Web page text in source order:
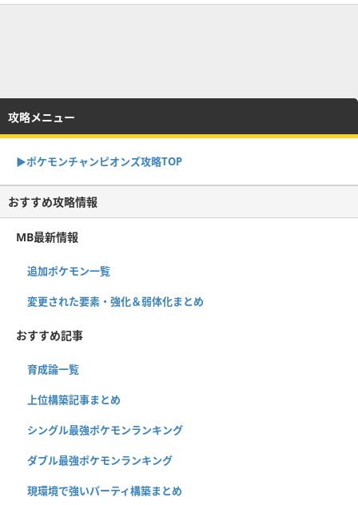
攻略メニュー
▶︎ポケモンチャンピオンズ攻略TOP
おすすめ攻略情報
MB最新情報
追加ポケモン一覧
変更された要素・強化＆弱体化まとめ
おすすめ記事
育成論一覧
上位構築記事まとめ
シングル最強ポケモンランキング
ダブル最強ポケモンランキング
現環境で強いパーティ構築まとめ